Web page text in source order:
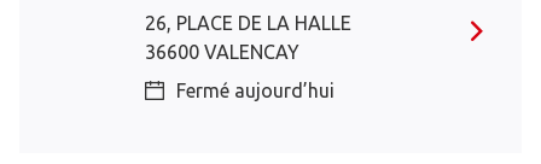
26, PLACE DE LA HALLE
36600 VALENCAY
Fermé aujourd’hui